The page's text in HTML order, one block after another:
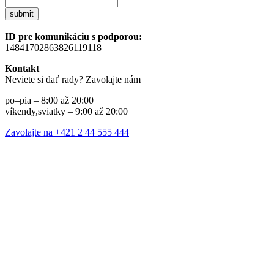
submit
ID pre komunikáciu s podporou:
14841702863826119118
Kontakt
Neviete si dať rady? Zavolajte nám
po–pia – 8:00 až 20:00
víkendy,sviatky – 9:00 až 20:00
Zavolajte na +421 2 44 555 444